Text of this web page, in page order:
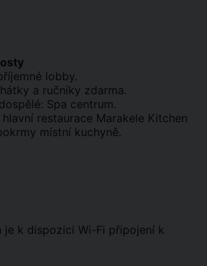
lobby.
a ručníky zdarma.
Spa centrum.
hlavní restaurace Marakele Kitchen
místní kuchyně.
je k dispozici Wi-Fi připojení k